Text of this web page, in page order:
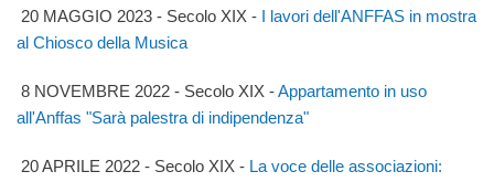
20 MAGGIO 2023 - Secolo XIX - I lavori dell'ANFFAS in mostra
al Chiosco della Musica
8 NOVEMBRE 2022 - Secolo XIX -Appartamento in uso
all'Anffas "Sarà palestra di indipendenza"
20 APRILE 2022 - Secolo XIX - La voce delle associazioni: